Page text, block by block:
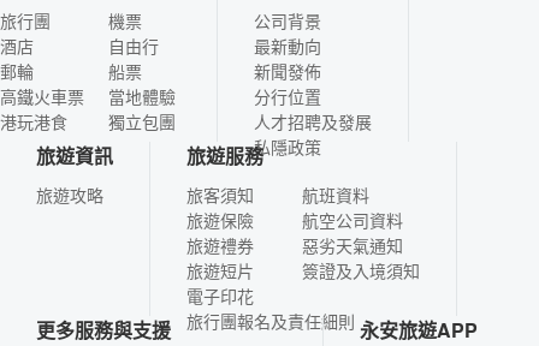
旅行團
酒店
郵輪
高鐵火車票
港玩港食
機票
自由行
船票
當地體驗
獨立包團
公司背景
最新動向
新聞發佈
分行位置
人才招聘及發展
私隱政策
旅遊資訊
旅遊攻略
旅遊服務
旅客須知
旅遊保險
旅遊禮券
旅遊短片
電子印花
航班資料
航空公司資料
惡劣天氣通知
簽證及入境須知
旅行團報名及責任細則
更多服務與支援 永安旅遊APP